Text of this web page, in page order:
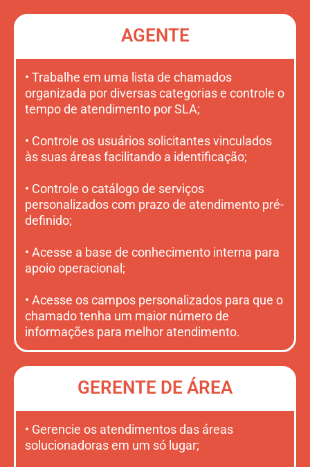
AGENTE
• Trabalhe em uma lista de chamados
organizada por diversas categorias e controle o
tempo de atendimento por SLA;
• Controle os usuários solicitantes vinculados
às suas áreas facilitando a identificação;
• Controle o catálogo de serviços
personalizados com prazo de atendimento pré-
definido;
• Acesse a base de conhecimento interna para
apoio operacional;
• Acesse os campos personalizados para que o
chamado tenha um maior número de
informações para melhor atendimento.
GERENTE DE ÁREA
• Gerencie os atendimentos das áreas
solucionadoras em um só lugar;